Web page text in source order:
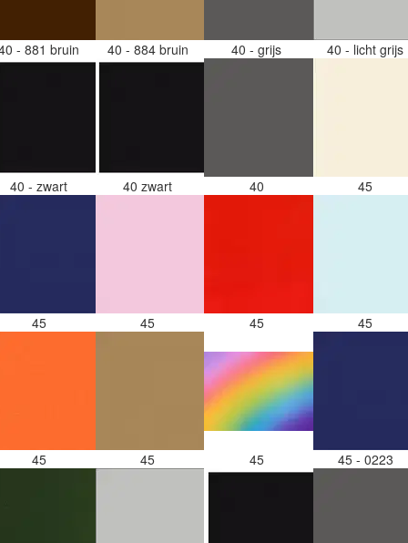
- 881 bruin 40 - 884 bruin 40 - grijs 40 - licht grijs
40 - zwart 40 zwart 40 45
45 45 45 45
45 45 45 45 - 0223